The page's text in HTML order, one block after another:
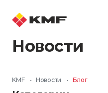
Новости
KMF • Новости • Блог